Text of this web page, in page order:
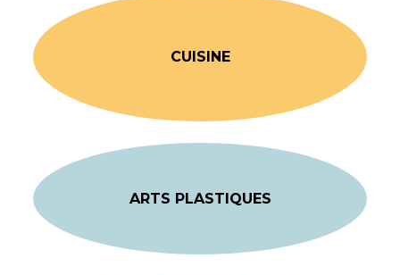
CUISINE
ARTS PLASTIQUES